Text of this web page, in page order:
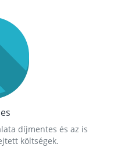
díjmentes és az is
költségek.